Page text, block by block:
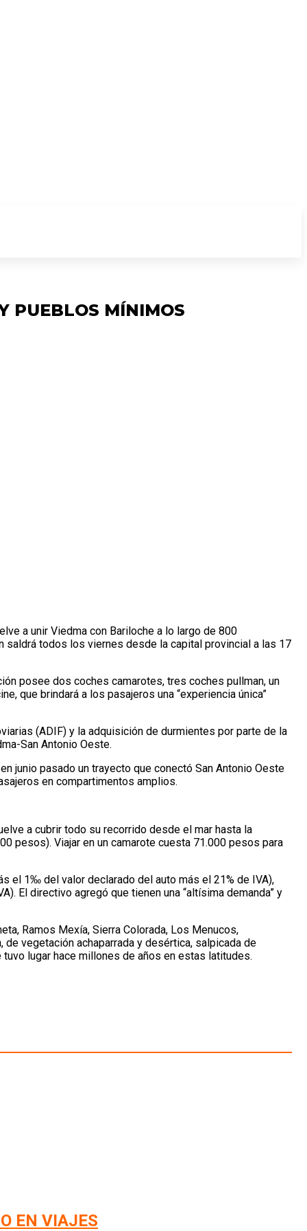
PUEBLOS MÍNIMOS
a unir Viedma con Bariloche a lo largo de 800
todos los viernes desde la capital provincial a las 17
posee dos coches camarotes, tres coches pullman, un
que brindará a los pasajeros una “experiencia única”
(ADIF) y la adquisición de durmientes por parte de la
San Antonio Oeste.
junio pasado un trayecto que conectó San Antonio Oeste
en compartimentos amplios.
a cubrir todo su recorrido desde el mar hasta la
pesos). Viajar en un camarote cuesta 71.000 pesos para
el 1‰ del valor declarado del auto más el 21% de IVA),
El directivo agregó que tienen una “altísima demanda” y
Ramos Mexía, Sierra Colorada, Los Menucos,
vegetación achaparrada y desértica, salpicada de
lugar hace millones de años en estas latitudes.
EN VIAJES